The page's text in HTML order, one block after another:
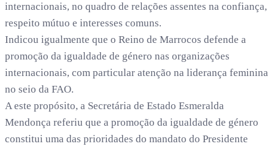
internacionais, no quadro de relações assentes na confiança,
respeito mútuo e interesses comuns.
Indicou igualmente que o Reino de Marrocos defende a
promoção da igualdade de género nas organizações
internacionais, com particular atenção na liderança feminina
no seio da FAO.
A este propósito, a Secretária de Estado Esmeralda
Mendonça referiu que a promoção da igualdade de género
constitui uma das prioridades do mandato do Presidente